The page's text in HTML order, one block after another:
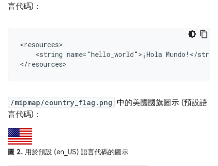
言代碼)：
<string name="hello_world">¡Hola Mundo!</
</resources>
/mipmap/country_flag.png 中的美國國旗圖示 (預設語
言代碼)：
圖 2. 用於預設 (en_US) 語言代碼的圖示